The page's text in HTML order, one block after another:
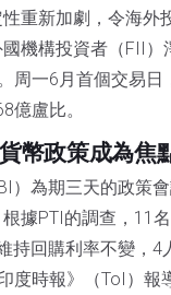
重新加劇，令海外
機構投資者（FII）
周一6月首個交易日
億盧比。
幣政策成為焦
）為期三天的政策
據PTI的調查，11
持回購利率不變，4
度時報》（ToI）報